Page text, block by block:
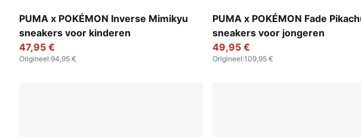
PUMA x POKÉMON Inverse Mimikyu
sneakers voor kinderen
Alpine Snow-PUMA Black
47,95 €
Origineel:94,95 €
PUMA x POKÉMON Fade
sneakers voor jongeren
Energizing Yellow-PUMA Black
49,95 €
Origineel:109,95 €